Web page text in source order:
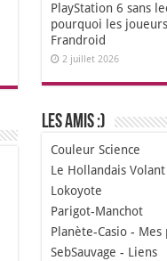
PlayStation 6 sans
pourquoi les
Frandroid
2 juillet 2026
Les amis :)
Couleur Science
Le Hollandais Volant
Lokoyote
Parigot-Manchot
Planète-Casio- Mes
SebSauvage - Liens